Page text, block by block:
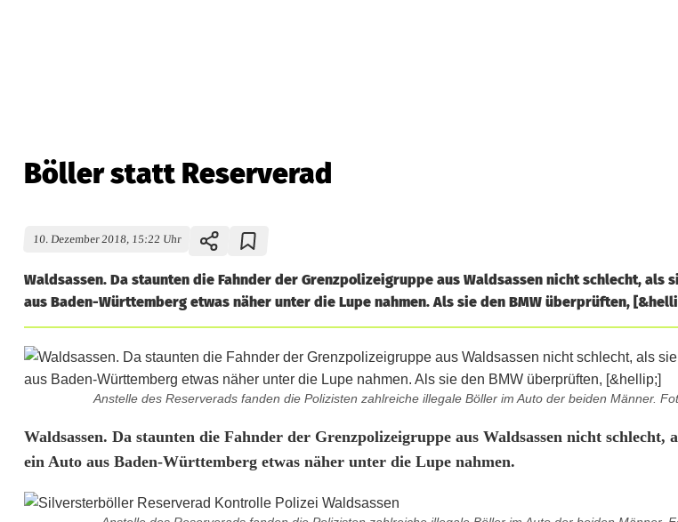
Böller statt Reserverad
10. Dezember 2018, 15:22 Uhr
Waldsassen. Da staunten die Fahnder der Grenzpolizeigruppe aus Waldsassen nicht schlecht, als
aus Baden-Württemberg etwas näher unter die Lupe nahmen. Als sie den BMW überprüften,
Anstelle des Reserverads fanden die Polizisten zahlreiche illegale Böller im Auto der beiden Männer.
B
ö
l
Waldsassen. Da staunten die Fahnder der Grenzpolizeigruppe aus Waldsassen nicht schlecht,
ein Auto aus Baden-Württemberg etwas näher unter die Lupe nahmen.